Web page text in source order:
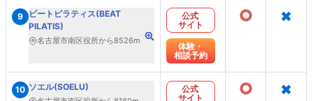
9
ビートピラティス(BEAT
PILATIS)
名古屋市南区役所から8526m
公式
サイト
体験・
相談予約
○ ×
10 ソエル(SOELU)
公式
サイト
○ ×